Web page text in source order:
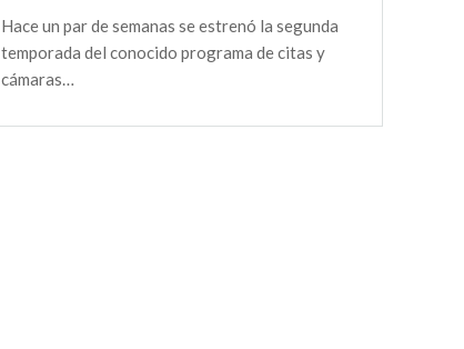
Hace un par de semanas se estrenó la segunda
temporada del conocido programa de citas y
cámaras…